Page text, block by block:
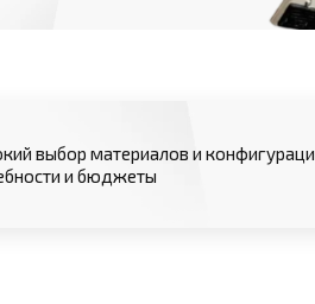
выбор материалов и
и бюджеты